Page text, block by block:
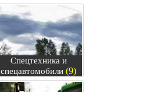
Спецтехника и
спецавтомобили (9)